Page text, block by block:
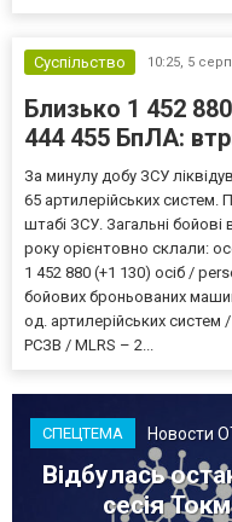
Суспільство 10:25, 5
Близько 1 452
444 455 БпЛА:
За минулу добу ЗСУ
65 артилерійських систем.
штабі ЗСУ. Загальні
року орієнтовно склали:
1 452 880 (+1 130) осіб /
бойових броньованих
од. артилерійських систем
РСЗВ / MLRS – 2...
СПЕЦТЕМА Новости
Відбулась
сесія